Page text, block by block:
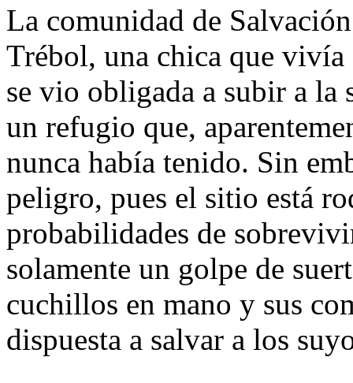
La comunidad de
Trébol, una chica que vivía
se vio obligada a subir a
un refugio que,
nunca había tenido. Sin
peligro, pues el sitio está
probabilidades de
solamente un golpe de
cuchillos en mano y sus
dispuesta a salvar a los